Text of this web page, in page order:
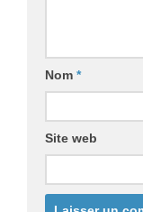
Nom *
Site web